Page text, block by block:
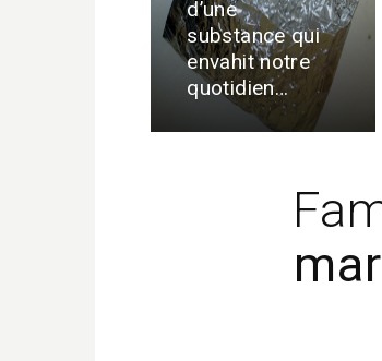
d’une
substance qui
envahit notre
quotidien…